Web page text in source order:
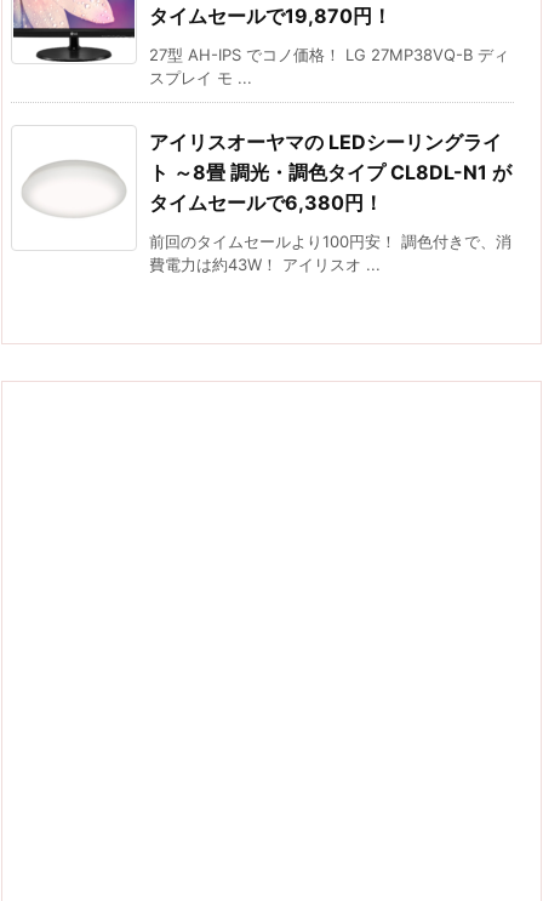
タイムセールで19,870円！
27型 AH-IPS でコノ価格！ LG 27MP38VQ-B ディ
スプレイ モ ...
アイリスオーヤマの LEDシーリングライ
ト ～8畳 調光・調色タイプ CL8DL-N1 が
タイムセールで6,380円！
前回のタイムセールより100円安！ 調色付きで、消
費電力は約43W！ アイリスオ ...